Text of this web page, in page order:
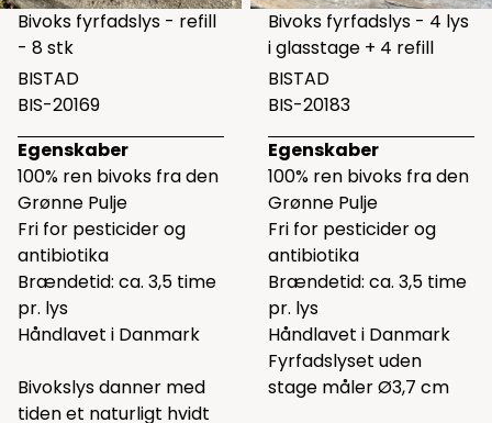
Bivoks fyrfadslys - refill
- 8 stk
BISTAD
BIS-20169
Egenskaber
100% ren bivoks fra den
Grønne Pulje
Fri for pesticider og
antibiotika
Brændetid: ca. 3,5 time
pr. lys
Håndlavet i Danmark
Bivokslys danner med
tiden et naturligt hvidt
Bivoks fyrfadslys - 4 lys
i glasstage + 4 refill
BISTAD
BIS-20183
Egenskaber
100% ren bivoks fra den
Grønne Pulje
Fri for pesticider og
antibiotika
Brændetid: ca. 3,5 time
pr. lys
Håndlavet i Danmark
Fyrfadslyset uden
stage måler Ø3,7 cm